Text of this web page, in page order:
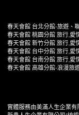
春天會館 台北分館-旅遊、
春天會館 桃園分館 旅行,愛
春天會館 新竹分館 旅行,愛
春天會館 台中分館 旅行,愛
春天會館 台南分館 旅行,愛
春天會館 高雄分館-浪漫旅
實體服務由美滿人生企業